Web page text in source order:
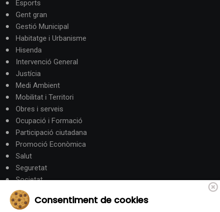
Esports
Gent gran
Gestió Municipal
Habitatge i Urbanisme
Hisenda
Intervenció General
Justícia
Medi Ambient
Mobilitat i Territori
Obres i serveis
Ocupació i Formació
Participació ciutadana
Promoció Econòmica
Salut
Seguretat
Societat
Turisme
Consentiment de cookies